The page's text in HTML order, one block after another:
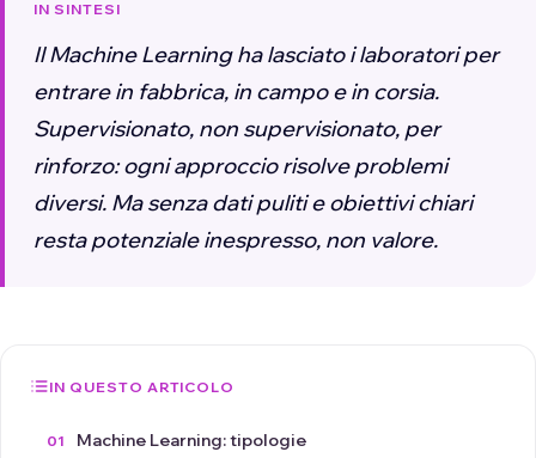
IN SINTESI
Il Machine Learning ha lasciato i laboratori per
entrare in fabbrica, in campo e in corsia.
Supervisionato, non supervisionato, per
rinforzo: ogni approccio risolve problemi
diversi. Ma senza dati puliti e obiettivi chiari
resta potenziale inespresso, non valore.
IN QUESTO ARTICOLO
Machine Learning: tipologie